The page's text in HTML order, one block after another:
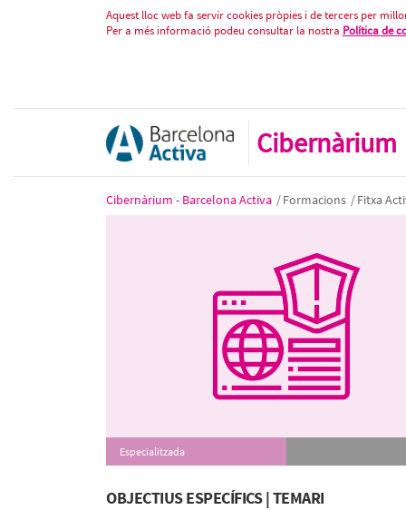
Ciberseguretat en IA
Aquest lloc web fa servir cookies pròpies i de tercers per
Per a més informació podeu consultar la nostra Política de
Cibernàrium
Cibernàrium - Barcelona Activa /Formacions /Fitxa
Especialitzada
OBJECTIUS ESPECÍFICS | TEMARI